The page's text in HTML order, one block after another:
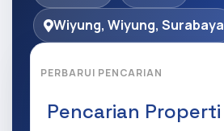
Wiyung, Wiyung, Surabaya
PERBARUI PENCARIAN
Pencarian Properti